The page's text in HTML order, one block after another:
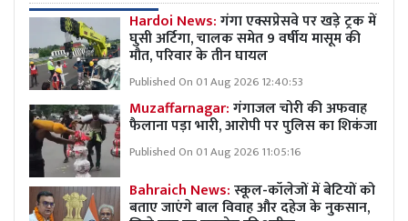
Hardoi News:गंगा एक्सप्रेसवे पर खड़े ट्रक में
घुसी अर्टिगा, चालक समेत 9 वर्षीय मासूम की
मौत, परिवार के तीन घायल
Published On 01 Aug 2026 12:40:53
Muzaffarnagar:गंगाजल चोरी की अफवाह
फैलाना पड़ा भारी, आरोपी पर पुलिस का शिकंजा
Published On 01 Aug 2026 11:05:16
Bahraich News:स्कूल-कॉलेजों में बेटियों को
बताए जाएंगे बाल विवाह और दहेज के नुकसान,